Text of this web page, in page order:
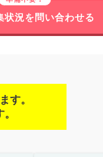
状況を問い合わせる
す。